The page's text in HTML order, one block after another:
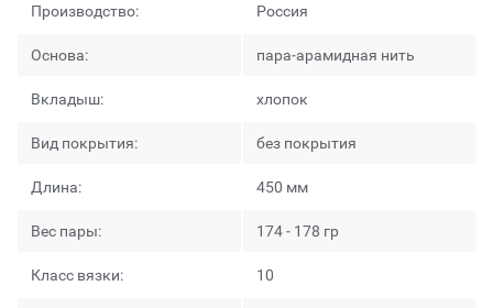
Производство: Россия
Основа: пара-арамидная нить
Вкладыш: хлопок
Вид покрытия: без покрытия
Длина: 450 мм
Вес пары: 174 - 178 гр
Класс вязки: 10